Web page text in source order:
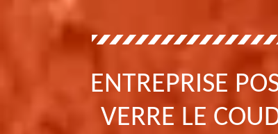
ENTREPRISE
VERRE LE